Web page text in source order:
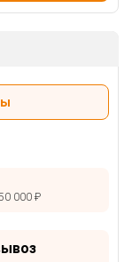
цены
000 ₽